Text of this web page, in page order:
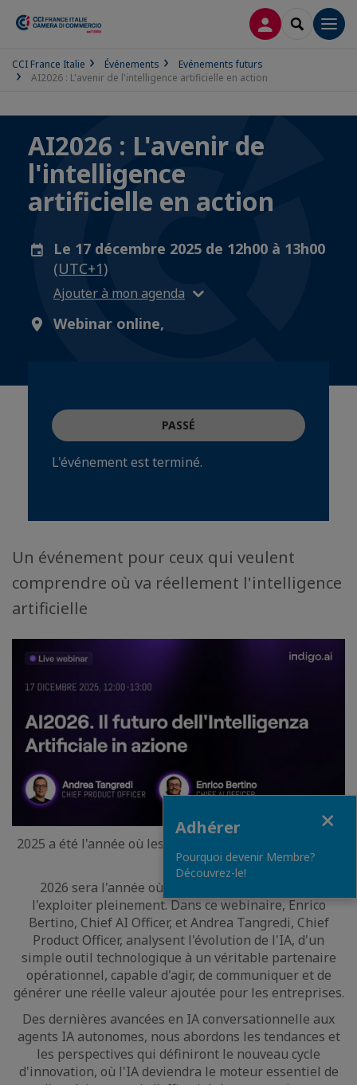
CONNEXION
CCI France Italie Événements
Evénements futurs
AI2026 : L'avenir de l'intelligence artificielle en action
AI2026 : L'avenir de
l'intelligence
artificielle en action
Le 17 décembre 2025 de 12h00 à 13h00
(UTC+1)
Ajouter à mon agenda
Webinar online,
PASSÉ
L'événement est terminé.
Un événement pour ceux qui veulent
comprendre où va réellement l'intelligence
artificielle
2025 a été l'année où les entreprises ont expérimenté
l'IA.
2026 sera l'année où elles choisiront comment
l'exploiter pleinement. Dans ce webinaire, Enrico
Bertino, Chief AI Officer, et Andrea Tangredi, Chief
Product Officer, analysent l'évolution de l'IA, d'un
simple outil technologique à un véritable partenaire
opérationnel, capable d'agir, de communiquer et de
générer une réelle valeur ajoutée pour les entreprises.
Des dernières avancées en IA conversationnelle aux
agents IA autonomes, nous abordons les tendances et
les perspectives qui définiront le nouveau cycle
d'innovation, où l'IA deviendra le moteur essentiel de
Adhérer
Pourquoi devenir Membre?
Découvrez-le!